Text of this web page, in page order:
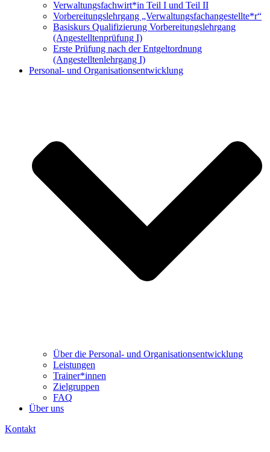
Verwaltungs­fachwirt*in Teil I und Teil II
Vorbereitungs­lehrgang „Verwaltungsfach­angestellte*r“
Basiskurs Qualifizierung Vorbereitungs­lehrgang
(Angestellten­prüfung I)
Erste Prüfung nach der Entgeltordnung
(Angestelltenlehrgang I)
Personal- und Organisationsentwicklung
Über die Personal- und Organisationsentwicklung
Leistungen
Trainer*innen
Zielgruppen
FAQ
Über uns
Kontakt